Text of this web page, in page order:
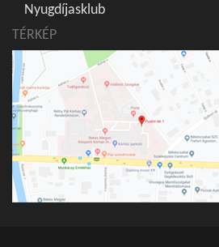
Nyugdíjasklub
TÉRKÉP